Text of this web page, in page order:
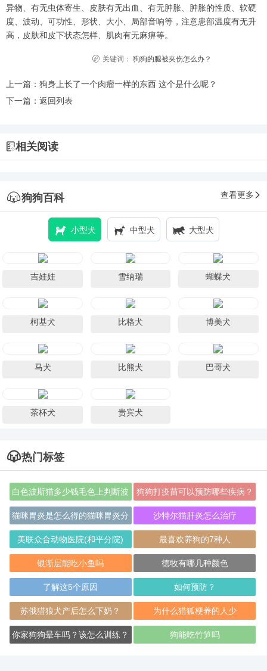
异物、有无虫体寄生、皮肤有无出血、有无肿胀、肿胀的性质、软硬
度、波动、可功性、形状、大小、局部音响等，注意患部温度有无升
高，皮肤和皮下状态怎样、肌肉有无麻痹等。
关键词： 狗狗的腿被夹伤怎么办？
上一篇： 狗身上长了一个肉瘤一样的东西 这个是什么呢？
下一篇： 返回列表
相关阅读
狗狗百科 查看更多
小型犬 中型犬 大型犬
吉娃娃 雪纳瑞 蝴蝶犬
柯基犬 比格犬 博美犬
马犬 比熊犬 巴哥犬
茶杯犬 贵宾犬
热门标签
白色波斯猫多少钱毛色上判断波
斯猫品种
狗狗打疫苗可以预防哪些疾病？
猫咪胃炎是怎么得的猫咪胃炎分
为急性和慢性
沙特尔猫肝炎怎么治疗
美联众合动物医院(和平分院) 最喜欢养狗的7种人
银渐层能吃小鱼吗 德牧有哪几种颜色
了解这5个原因 如何预防？
苏俄猎狼犬产后怎么下奶？ 为什么猎狐梗养的人少
你家狗狗晕车吗？该怎么训练？ 狗能吃竹笋吗